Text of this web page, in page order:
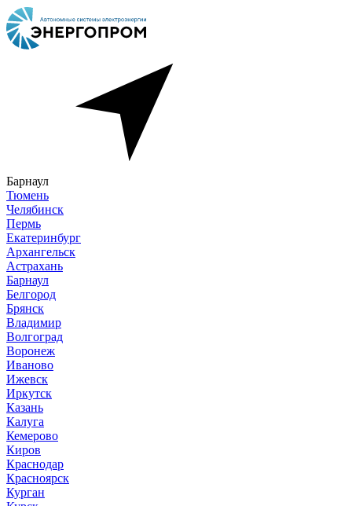
Барнаул
Тюмень
Челябинск
Пермь
Екатеринбург
Архангельск
Астрахань
Барнаул
Белгород
Брянск
Владимир
Волгоград
Воронеж
Иваново
Ижевск
Иркутск
Казань
Калуга
Кемерово
Киров
Краснодар
Красноярск
Курган